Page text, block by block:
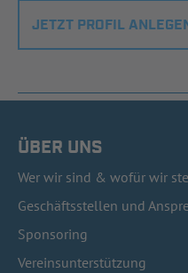
JETZT PROFIL
ÜBER UNS
Wer wir sind & wofür wir
Geschäftsstellen und
Sponsoring
Vereinsunterstützung